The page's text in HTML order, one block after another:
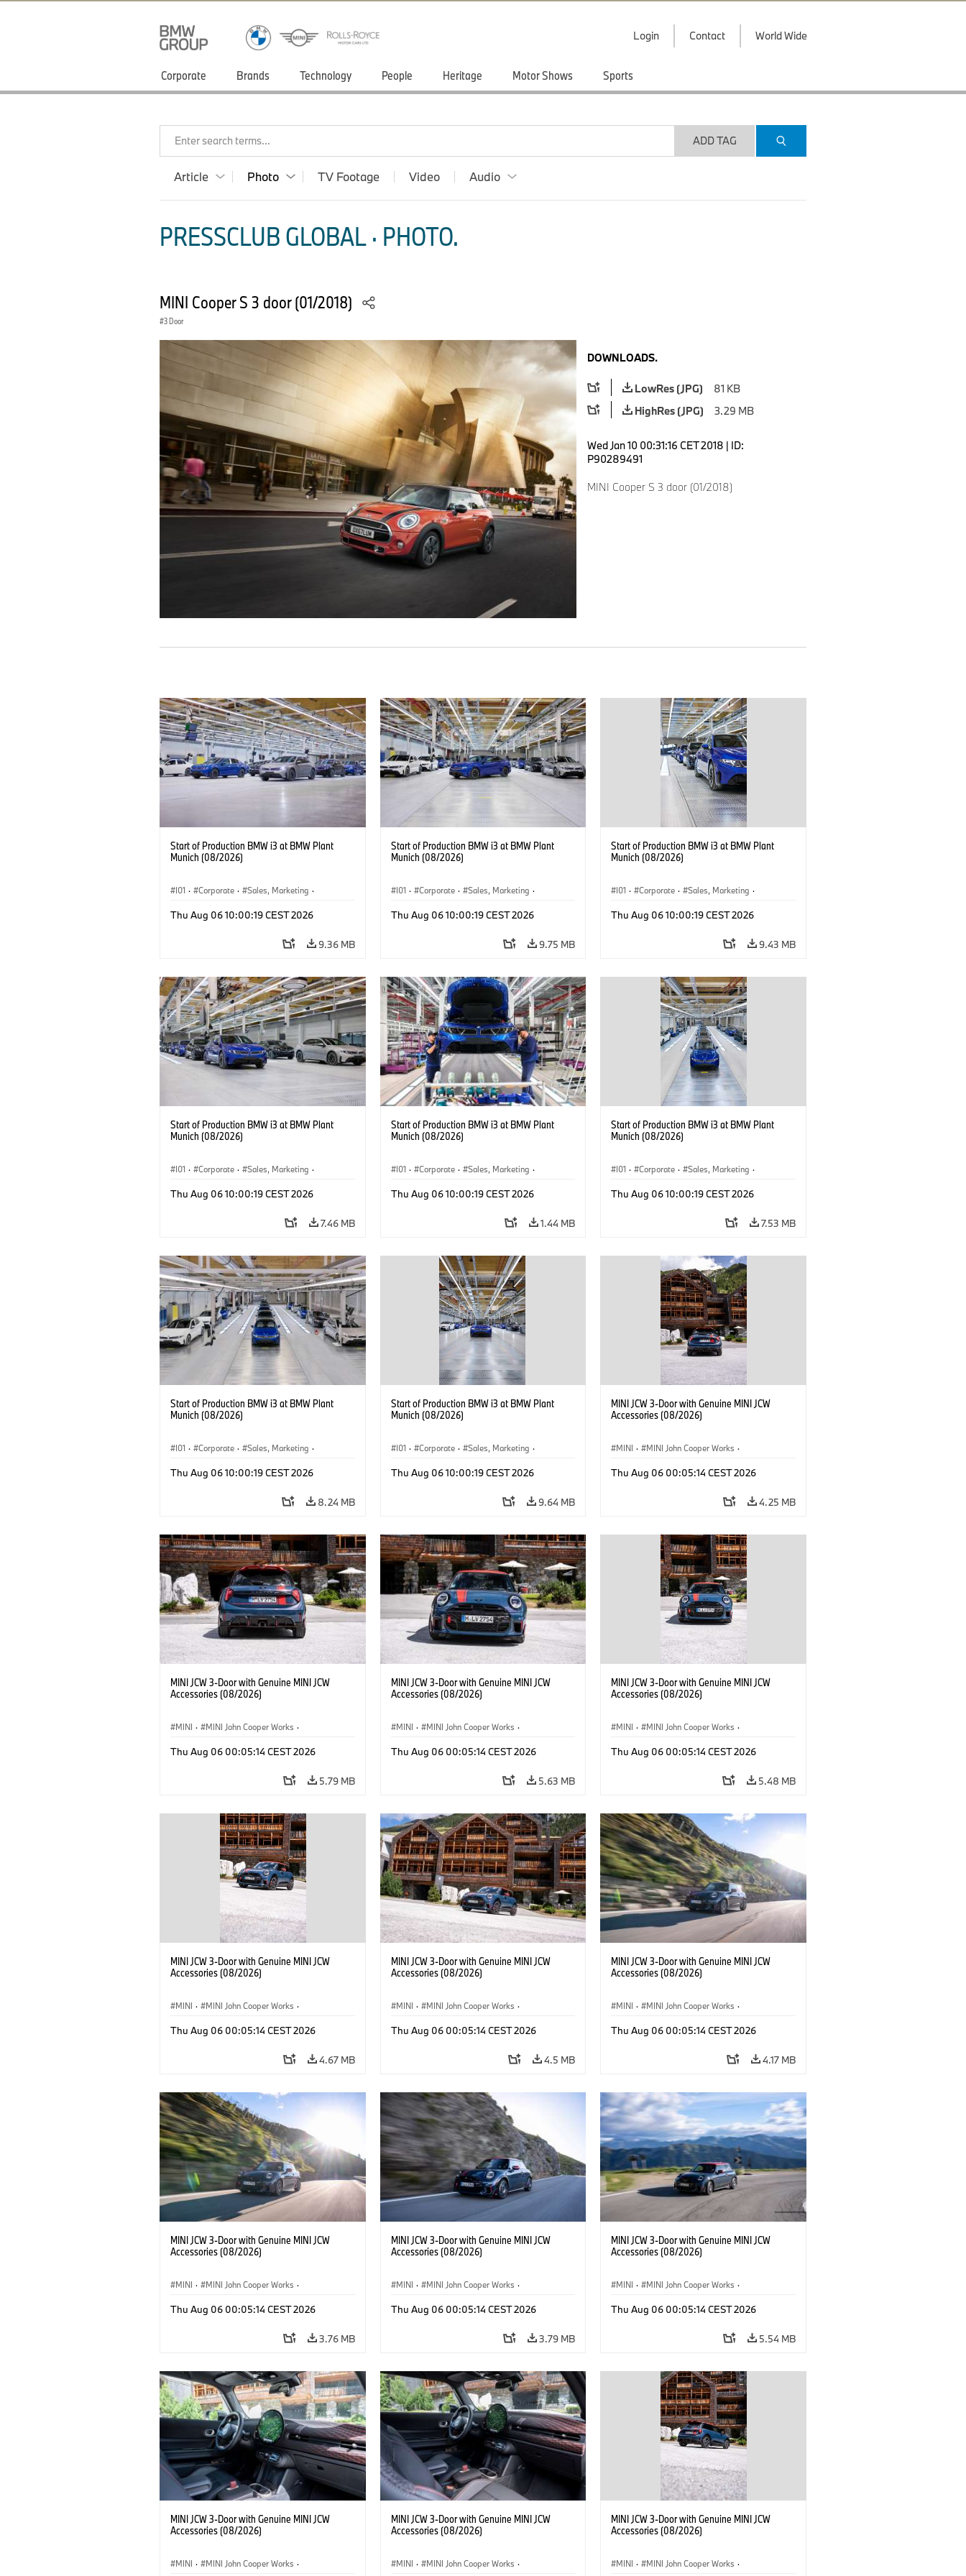
Login Contact World Wide
Corporate Brands Technology People Heritage Motor Shows Sports
Enter search terms... ADD TAG
Article Photo TV Footage Video Audio
PRESSCLUB GLOBAL · PHOTO.
MINI Cooper S 3 door (01/2018)
3 Door
DOWNLOADS.
LowRes (JPG)
81 KB
HighRes (JPG)
3.29 MB
Wed Jan 10 00:31:16 CET 2018 | ID:
P90289491
MINI Cooper S 3 door (01/2018)
Start of Production BMW i3 at BMW Plant
Munich (08/2026)
I01 · Corporate · Sales, Marketing ·
Thu Aug 06 10:00:19 CEST 2026
9.36 MB
Start of Production BMW i3 at BMW Plant
Munich (08/2026)
I01 · Corporate · Sales, Marketing ·
Thu Aug 06 10:00:19 CEST 2026
9.75 MB
Start of Production BMW i3 at BMW Plant
Munich (08/2026)
I01 · Corporate · Sales, Marketing ·
Thu Aug 06 10:00:19 CEST 2026
9.43 MB
Start of Production BMW i3 at BMW Plant
Munich (08/2026)
I01 · Corporate · Sales, Marketing ·
Thu Aug 06 10:00:19 CEST 2026
7.46 MB
Start of Production BMW i3 at BMW Plant
Munich (08/2026)
I01 · Corporate · Sales, Marketing ·
Thu Aug 06 10:00:19 CEST 2026
1.44 MB
Start of Production BMW i3 at BMW Plant
Munich (08/2026)
I01 · Corporate · Sales, Marketing ·
Thu Aug 06 10:00:19 CEST 2026
7.53 MB
Start of Production BMW i3 at BMW Plant
Munich (08/2026)
I01 · Corporate · Sales, Marketing ·
Thu Aug 06 10:00:19 CEST 2026
8.24 MB
Start of Production BMW i3 at BMW Plant
Munich (08/2026)
I01 · Corporate · Sales, Marketing ·
Thu Aug 06 10:00:19 CEST 2026
9.64 MB
MINI JCW 3-Door with Genuine MINI JCW
Accessories (08/2026)
MINI · MINI John Cooper Works ·
Optional Extras, Accessories
Thu Aug 06 00:05:14 CEST 2026
4.25 MB
MINI JCW 3-Door with Genuine MINI JCW
Accessories (08/2026)
MINI · MINI John Cooper Works ·
Optional Extras, Accessories
Thu Aug 06 00:05:14 CEST 2026
5.79 MB
MINI JCW 3-Door with Genuine MINI JCW
Accessories (08/2026)
MINI · MINI John Cooper Works ·
Optional Extras, Accessories
Thu Aug 06 00:05:14 CEST 2026
5.63 MB
MINI JCW 3-Door with Genuine MINI JCW
Accessories (08/2026)
MINI · MINI John Cooper Works ·
Optional Extras, Accessories
Thu Aug 06 00:05:14 CEST 2026
5.48 MB
MINI JCW 3-Door with Genuine MINI JCW
Accessories (08/2026)
MINI · MINI John Cooper Works ·
Optional Extras, Accessories
Thu Aug 06 00:05:14 CEST 2026
4.67 MB
MINI JCW 3-Door with Genuine MINI JCW
Accessories (08/2026)
MINI · MINI John Cooper Works ·
Optional Extras, Accessories
Thu Aug 06 00:05:14 CEST 2026
4.5 MB
MINI JCW 3-Door with Genuine MINI JCW
Accessories (08/2026)
MINI · MINI John Cooper Works ·
Optional Extras, Accessories
Thu Aug 06 00:05:14 CEST 2026
4.17 MB
MINI JCW 3-Door with Genuine MINI JCW
Accessories (08/2026)
MINI · MINI John Cooper Works ·
Optional Extras, Accessories
Thu Aug 06 00:05:14 CEST 2026
3.76 MB
MINI JCW 3-Door with Genuine MINI JCW
Accessories (08/2026)
MINI · MINI John Cooper Works ·
Optional Extras, Accessories
Thu Aug 06 00:05:14 CEST 2026
3.79 MB
MINI JCW 3-Door with Genuine MINI JCW
Accessories (08/2026)
MINI · MINI John Cooper Works ·
Optional Extras, Accessories
Thu Aug 06 00:05:14 CEST 2026
5.54 MB
MINI JCW 3-Door with Genuine MINI JCW
Accessories (08/2026)
MINI · MINI John Cooper Works ·
MINI JCW 3-Door with Genuine MINI JCW
Accessories (08/2026)
MINI · MINI John Cooper Works ·
MINI JCW 3-Door with Genuine MINI JCW
Accessories (08/2026)
MINI · MINI John Cooper Works ·